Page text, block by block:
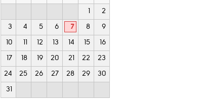
1 2
3 4 5 6 7 8 9
10 11 12 13 14 15 16
17 18 19 20 21 22 23
24 25 26 27 28 29 30
31